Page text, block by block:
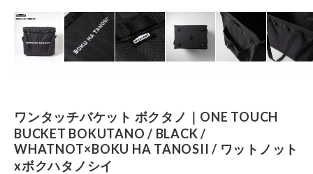
ワンタッチバケット ボクタノ｜ONE TOUCH
BUCKET BOKUTANO / BLACK /
WHATNOT×BOKU HA TANOSII / ワットノット
xボクハタノシイ